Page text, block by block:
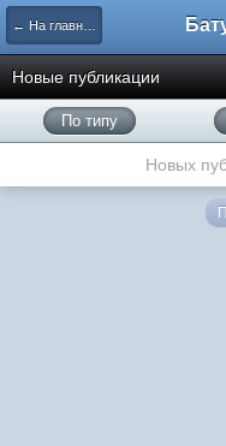
← На главную
Новые публикации
По типу
Новых